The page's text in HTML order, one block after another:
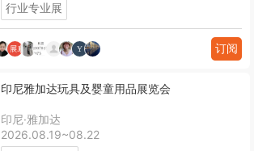
行业专业展
订阅
印尼雅加达玩具及婴童用品展览会
印尼·雅加达
2026.08.19~08.22